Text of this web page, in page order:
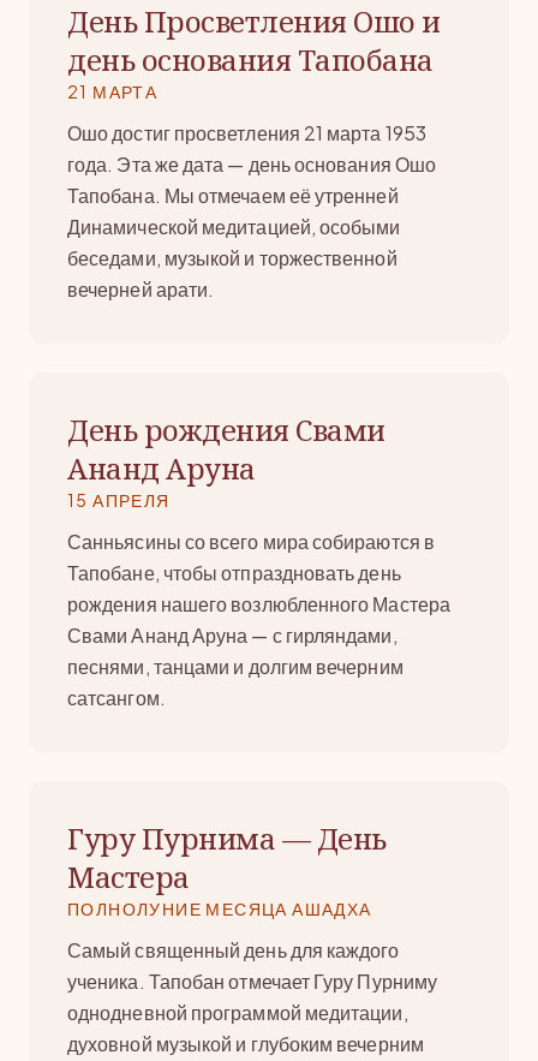
День Просветления Ошо и
день основания Тапобана
21 МАРТА
Ошо достиг просветления 21 марта 1953
года. Эта же дата — день основания Ошо
Тапобана. Мы отмечаем её утренней
Динамической медитацией, особыми
беседами, музыкой и торжественной
вечерней арати.
День рождения Свами
Ананд Аруна
15 АПРЕЛЯ
Санньясины со всего мира собираются в
Тапобане, чтобы отпраздновать день
рождения нашего возлюбленного Мастера
Свами Ананд Аруна — с гирляндами,
песнями, танцами и долгим вечерним
сатсангом.
Гуру Пурнима — День
Мастера
ПОЛНОЛУНИЕ МЕСЯЦА АШАДХА
Самый священный день для каждого
ученика. Тапобан отмечает Гуру Пурниму
однодневной программой медитации,
духовной музыкой и глубоким вечерним